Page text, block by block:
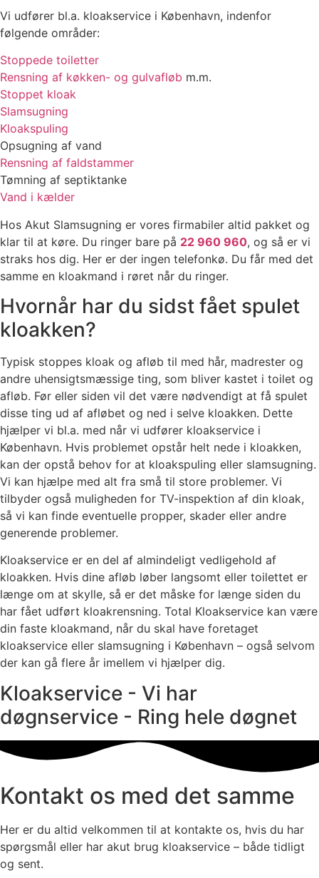
Vi udfører bl.a. kloakservice i København, indenfor
følgende områder:
Stoppede toiletter
Rensning af køkken- og gulvafløb m.m.
Stoppet kloak
Slamsugning
Kloakspuling
Opsugning af vand
Rensning af faldstammer
Tømning af septiktanke
Vand i kælder
Hos Akut Slamsugning er vores firmabiler altid pakket og
klar til at køre. Du ringer bare på 22 960 960, og så er vi
straks hos dig. Her er der ingen telefonkø. Du får med det
samme en kloakmand i røret når du ringer.
Hvornår har du sidst fået spulet
kloakken?
Typisk stoppes kloak og afløb til med hår, madrester og
andre uhensigtsmæssige ting, som bliver kastet i toilet og
afløb. Før eller siden vil det være nødvendigt at få spulet
disse ting ud af afløbet og ned i selve kloakken. Dette
hjælper vi bl.a. med når vi udfører kloakservice i
København. Hvis problemet opstår helt nede i kloakken,
kan der opstå behov for at kloakspuling eller slamsugning.
Vi kan hjælpe med alt fra små til store problemer. Vi
tilbyder også muligheden for TV-inspektion af din kloak,
så vi kan finde eventuelle propper, skader eller andre
generende problemer.
Kloakservice er en del af almindeligt vedligehold af
kloakken. Hvis dine afløb løber langsomt eller toilettet er
længe om at skylle, så er det måske for længe siden du
har fået udført kloakrensning. Total Kloakservice kan være
din faste kloakmand, når du skal have foretaget
kloakservice eller slamsugning i København – også selvom
der kan gå flere år imellem vi hjælper dig.
Kloakservice - Vi har
døgnservice - Ring hele døgnet
Kontakt os med det samme
Her er du altid velkommen til at kontakte os, hvis du har
spørgsmål eller har akut brug kloakservice – både tidligt
og sent.